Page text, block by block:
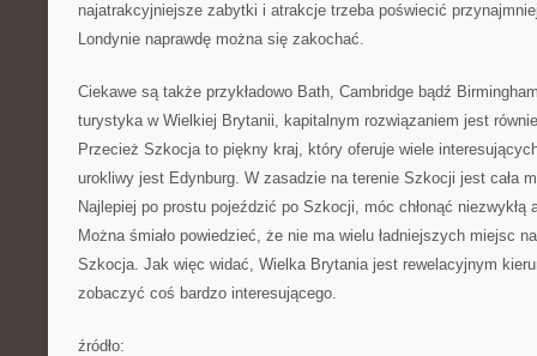
najatrakcyjniejsze zabytki i atrakcje trzeba poświecić
Londynie naprawdę można się zakochać.
Ciekawe są także przykładowo Bath, Cambridge bądź
turystyka w Wielkiej Brytanii, kapitalnym rozwiązaniem jest
Przecież Szkocja to piękny kraj, który oferuje wiele
urokliwy jest Edynburg. W zasadzie na terenie Szkocji jest cała
Najlepiej po prostu pojeździć po Szkocji, móc chłonąć niezwykłą
Można śmiało powiedzieć, że nie ma wielu ładniejszych miejsc
Szkocja. Jak więc widać, Wielka Brytania jest rewelacyjnym
zobaczyć coś bardzo interesującego.
źródło: